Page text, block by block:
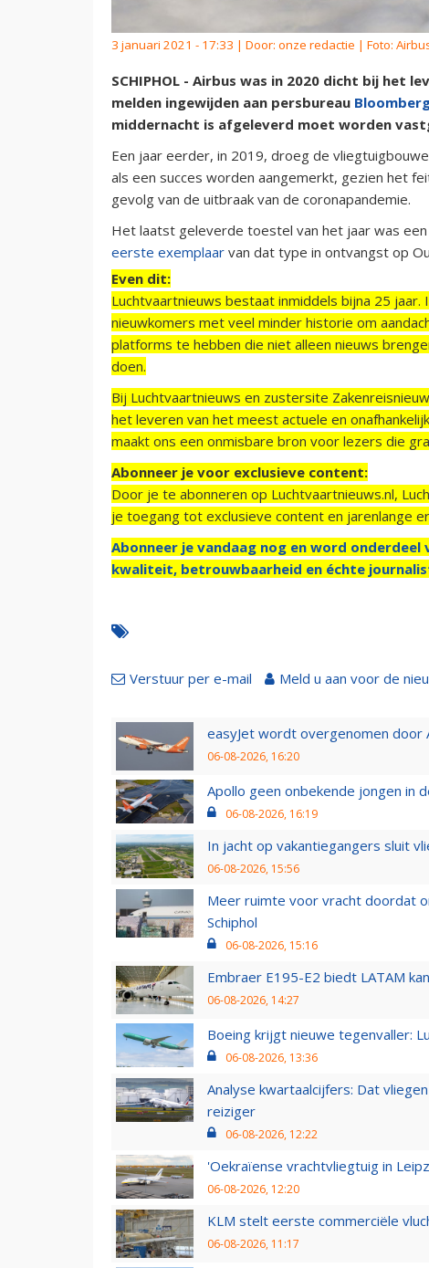
3 januari 2021 - 17:33 | Door: onze redactie | Foto:
SCHIPHOL - Airbus was in 2020 dicht bij het
melden ingewijden aan persbureau
middernacht is afgeleverd moet worden
Een jaar eerder, in 2019, droeg de
als een succes worden aangemerkt, gezien het
gevolg van de uitbraak van de coronapandemie.
Het laatst geleverde toestel van het jaar was een
eerste exemplaar van dat type in ontvangst op
Even dit:
Luchtvaartnieuws bestaat inmiddels bijna 25
nieuwkomers met veel minder historie om
platforms te hebben die niet alleen nieuws
doen.
Bij Luchtvaartnieuws en zustersite
het leveren van het meest actuele en
maakt ons een onmisbare bron voor lezers die
Abonneer je voor exclusieve content:
Door je te abonneren op Luchtvaartnieuws.nl,
je toegang tot exclusieve content en jarenlange
Abonneer je vandaag nog en word onderdeel
kwaliteit, betrouwbaarheid en échte
Verstuur per e-mail Meld u aan voor de
easyJet wordt overgenomen door
06-08-2026, 16:20
Apollo geen onbekende jongen in
06-08-2026, 16:19
In jacht op vakantiegangers sluit
06-08-2026, 15:56
Meer ruimte voor vracht doordat
Schiphol
06-08-2026, 15:16
Embraer E195-E2 biedt LATAM
06-08-2026, 14:27
Boeing krijgt nieuwe tegenvaller:
06-08-2026, 13:36
Analyse kwartaalcijfers: Dat
reiziger
06-08-2026, 12:22
'Oekraïense vrachtvliegtuig in
06-08-2026, 12:20
KLM stelt eerste commerciële
06-08-2026, 11:17